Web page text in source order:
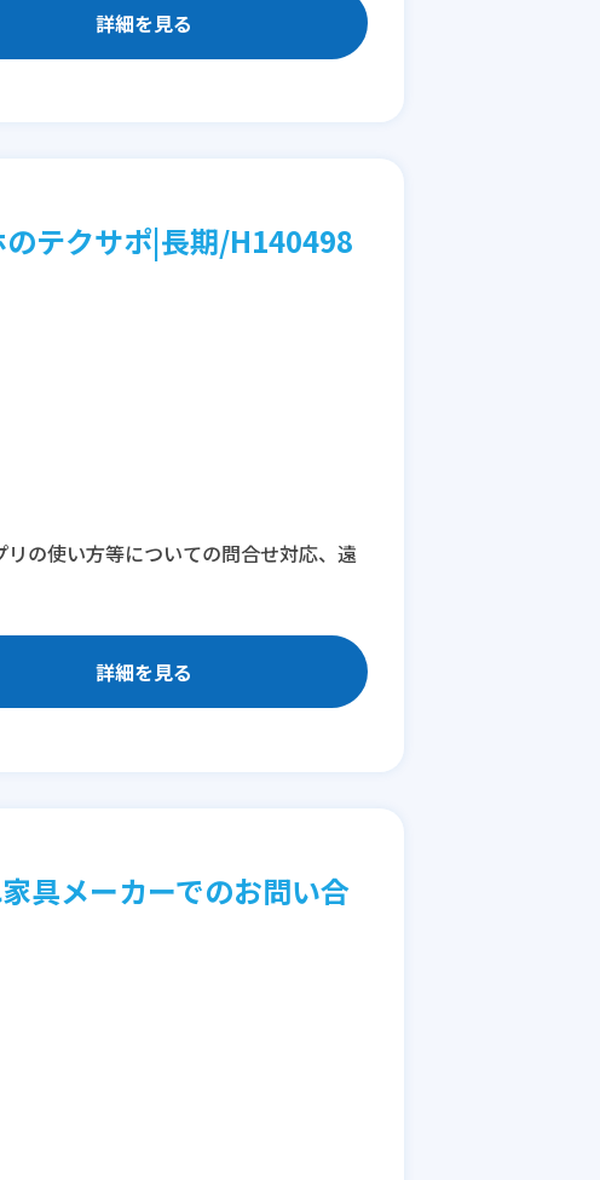
詳細を見る
テクサポ|長期/H140498
の使い方等についての問合せ対応、遠
詳細を見る
具メーカーでのお問い合